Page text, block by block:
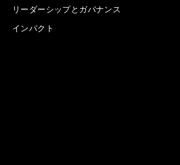
リーダーシップとガバナンス
インパクト